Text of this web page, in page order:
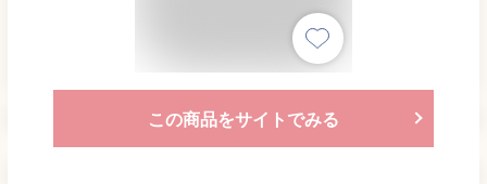
この商品をサイトでみる